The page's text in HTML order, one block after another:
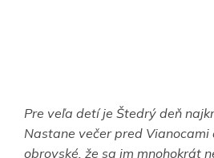
Pre veľa detí je Štedrý deň
Nastane večer pred Vianocami
obrovské, že sa im mnohokrát